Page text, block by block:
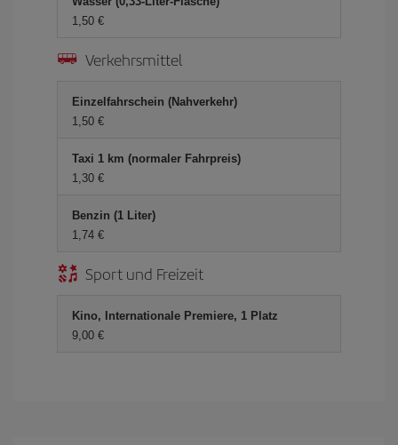
1,50 €
Verkehrsmittel
Einzelfahrschein (Nahverkehr)
1,50 €
Taxi 1 km (normaler Fahrpreis)
1,30 €
Benzin (1 Liter)
1,74 €
Sport und Freizeit
Kino, Internationale Premiere, 1 Platz
9,00 €